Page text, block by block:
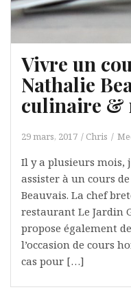
Vivre un
Nathalie
culinaire &
29 mars, 2017 Chris
Il y a plusieurs mois,
assister à un cours
Beauvais. La chef
restaurant Le Jardin
propose également
l’occasion de cours
cas pour […]